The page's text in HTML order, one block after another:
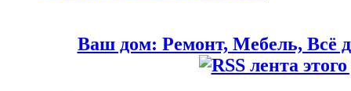
Ваш дом: Ремонт, Мебель, Всё